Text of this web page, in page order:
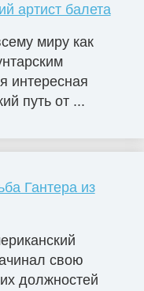
артист балета
миру как
интересная
путь от ...
Гантера из
свою
должностей